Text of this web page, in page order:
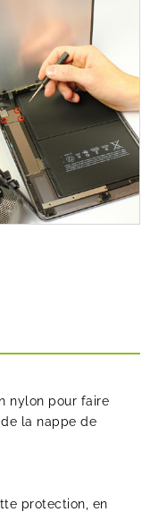
nylon pour faire
la nappe de
protection, en